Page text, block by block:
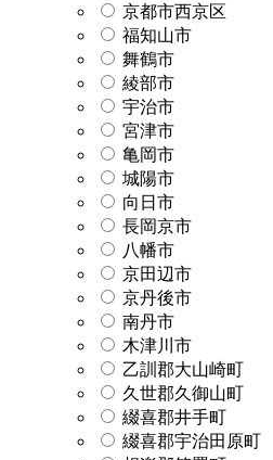
京都市西京区
福知山市
舞鶴市
綾部市
宇治市
宮津市
亀岡市
城陽市
向日市
長岡京市
八幡市
京田辺市
京丹後市
南丹市
木津川市
乙訓郡大山崎町
久世郡久御山町
綴喜郡井手町
綴喜郡宇治田原町